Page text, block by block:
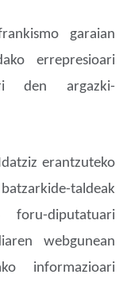
garaian
errepresioari
den argazki-
erantzuteko
taldeak
foru-diputatuari
webgunean
informazioari